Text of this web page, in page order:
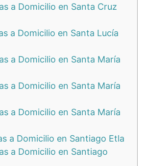
a Domicilio en Santa Cruz
a Domicilio en Santa Lucía
a Domicilio en Santa María
a Domicilio en Santa María
a Domicilio en Santa María
a Domicilio en Santiago Etla
a Domicilio en Santiago